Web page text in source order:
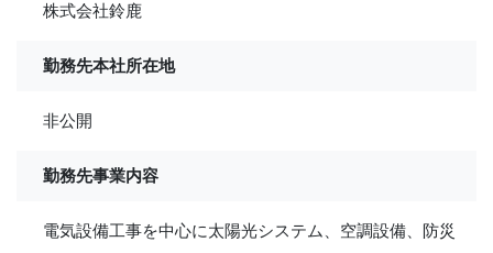
株式会社鈴鹿
勤務先本社所在地
非公開
勤務先事業内容
電気設備工事を中心に太陽光システム、空調設備、防災